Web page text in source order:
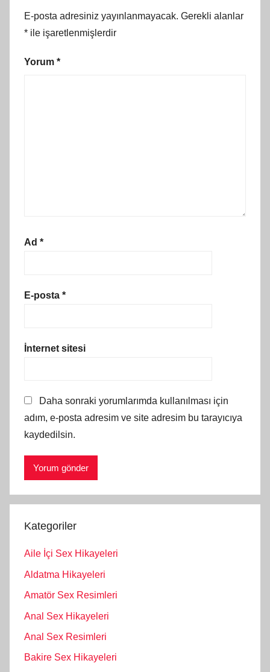
E-posta adresiniz yayınlanmayacak. Gerekli alanlar
* ile işaretlenmişlerdir
Yorum *
Ad *
E-posta *
İnternet sitesi
Daha sonraki yorumlarımda kullanılması için
adım, e-posta adresim ve site adresim bu tarayıcıya
kaydedilsin.
Kategoriler
Aile İçi Sex Hikayeleri
Aldatma Hikayeleri
Amatör Sex Resimleri
Anal Sex Hikayeleri
Anal Sex Resimleri
Bakire Sex Hikayeleri